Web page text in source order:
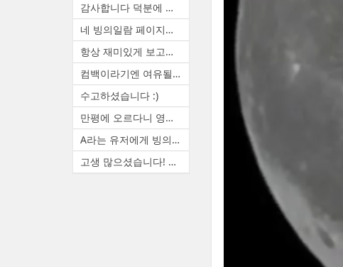
감사합니다 덕분에 천통했어요
네 빙의일람 페이지에서 볼 수...
항상 재미있게 보고있습니다. ...
컴백이라기엔 여유될때마다 랜...
수고하셨습니다 :)
만평에 오르다니 영광입니다. ...
A라는 유저에게 빙의하면 A(본...
고생 많으셨습니다! 늦은 시간...